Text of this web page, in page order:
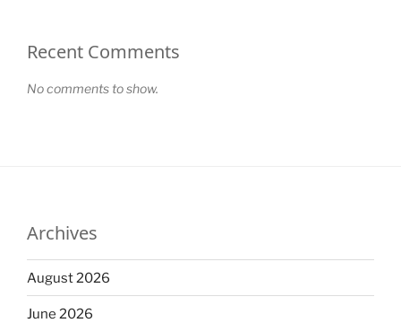
Recent Comments
No comments to show.
Archives
August 2026
June 2026